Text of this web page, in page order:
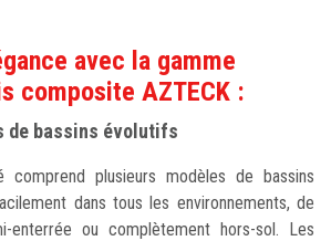
avec la gamme
composite AZTECK :
de bassins évolutifs
comprend plusieurs modèles de bassins
dans tous les environnements, de
enterrée ou complètement hors-sol. Les